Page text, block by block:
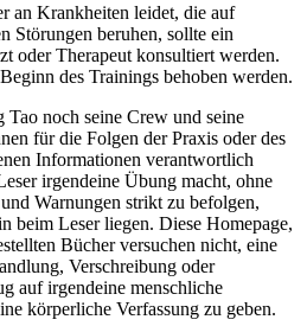
an Krankheiten leidet, die auf
Störungen beruhen, sollte ein
oder Therapeut konsultiert werden.
des Trainings behoben werden.
noch seine Crew und seine
für die Folgen der Praxis oder des
Informationen verantwortlich
irgendeine Übung macht, ohne
Warnungen strikt zu befolgen,
beim Leser liegen. Diese Homepage,
Bücher versuchen nicht, eine
Verschreibung oder
auf irgendeine menschliche
körperliche Verfassung zu geben.